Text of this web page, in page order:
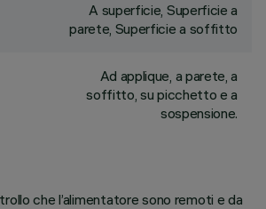
A superficie, Superficie a
parete, Superficie a soffitto
Ad applique, a parete, a
soffitto, su picchetto e a
sospensione.
che l’alimentatore sono remoti e da